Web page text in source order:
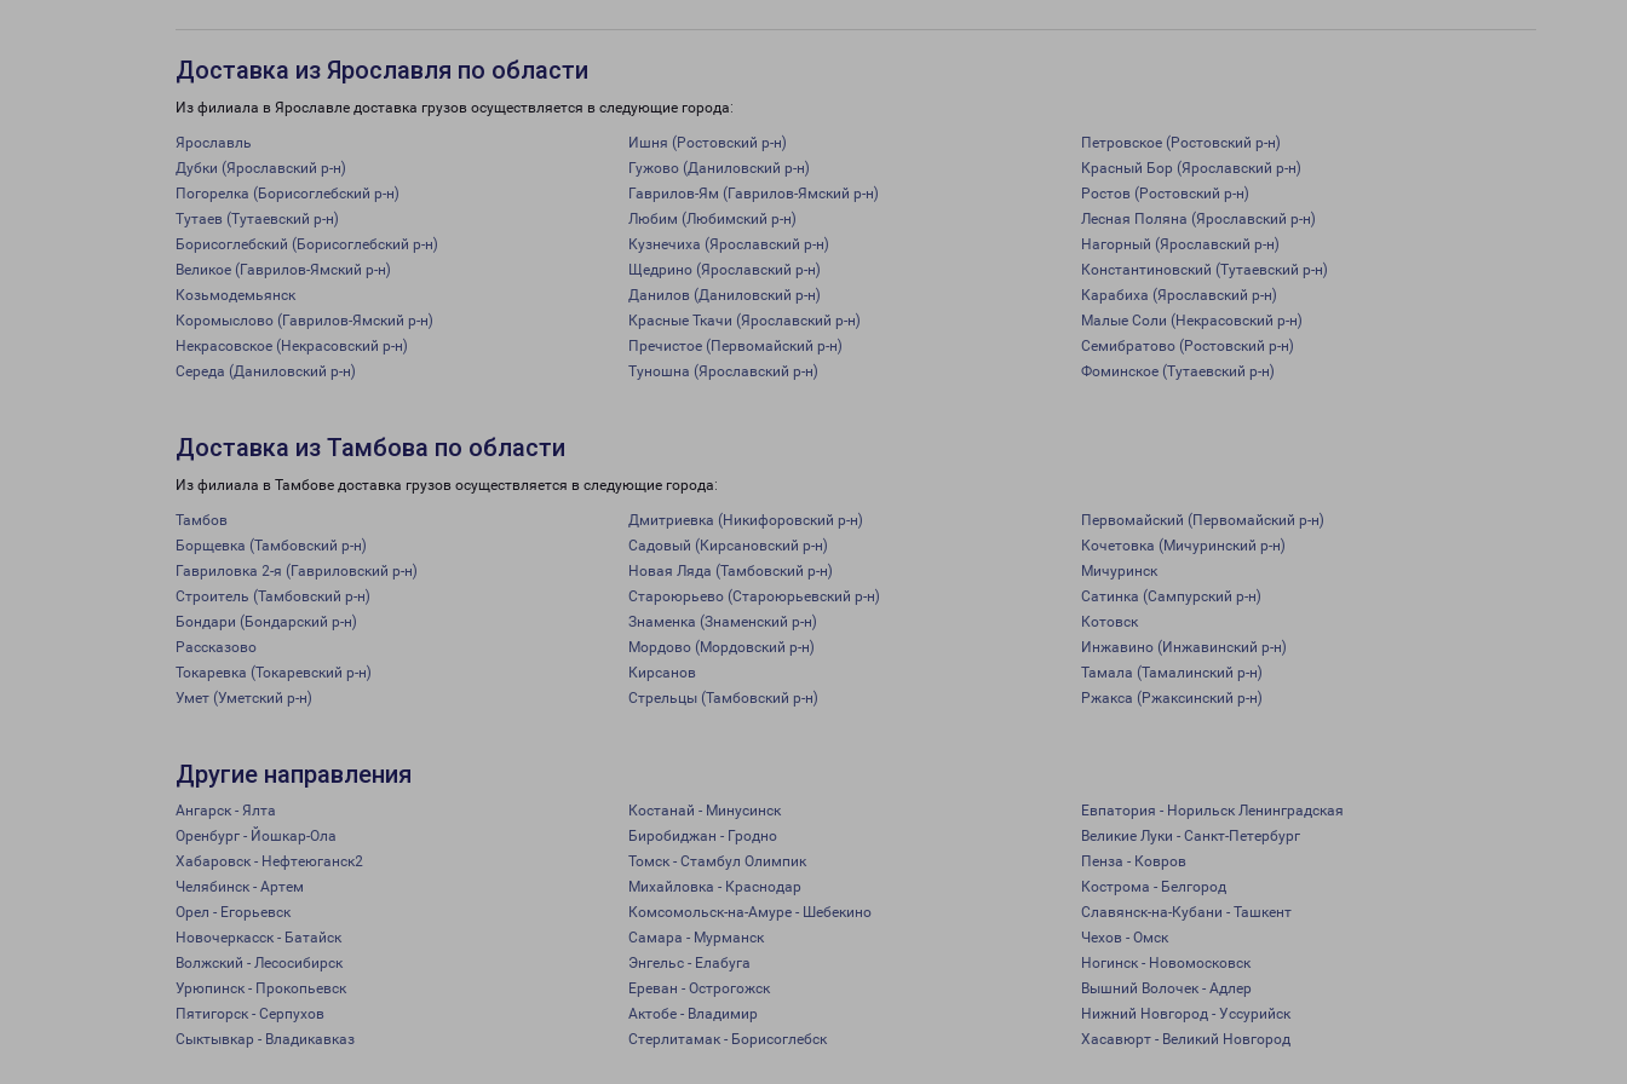
Доставка из Ярославля по области
Из филиала в Ярославле доставка грузов осуществляется в следующие города:
Ярославль Ишня (Ростовский р-н)
Петровское (Ростовский р-н)
Дубки (Ярославский р-н)
Гужово (Даниловский р-н)
Красный Бор (Ярославский р-н)
Погорелка (Борисоглебский р-н)
Гаврилов-Ям (Гаврилов-Ямский р-н)
Ростов (Ростовский р-н)
Тутаев (Тутаевский р-н)
Любим (Любимский р-н)
Лесная Поляна (Ярославский р-н)
Борисоглебский (Борисоглебский р-н)
Кузнечиха (Ярославский р-н)
Нагорный (Ярославский р-н)
Великое (Гаврилов-Ямский р-н)
Щедрино (Ярославский р-н)
Константиновский (Тутаевский р-н)
Козьмодемьянск
Данилов (Даниловский р-н)
Карабиха (Ярославский р-н)
Коромыслово (Гаврилов-Ямский р-н)
Красные Ткачи (Ярославский р-н)
Малые Соли (Некрасовский р-н)
Некрасовское (Некрасовский р-н)
Пречистое (Первомайский р-н)
Семибратово (Ростовский р-н)
Середа (Даниловский р-н)
Туношна (Ярославский р-н) Фоминское (Тутаевский р-н)
Доставка из Тамбова по области
Из филиала в Тамбове доставка грузов осуществляется в следующие города:
Тамбов Дмитриевка (Никифоровский р-н)
Первомайский (Первомайский р-н)
Борщевка (Тамбовский р-н)
Садовый (Кирсановский р-н)
Кочетовка (Мичуринский р-н)
Гавриловка 2-я (Гавриловский р-н)
Новая Ляда (Тамбовский р-н)
Мичуринск
Строитель (Тамбовский р-н)
Староюрьево (Староюрьевский р-н)
Сатинка (Сампурский р-н)
Бондари (Бондарский р-н)
Знаменка (Знаменский р-н)
Котовск
Рассказово
Мордово (Мордовский р-н)
Инжавино (Инжавинский р-н)
Токаревка (Токаревский р-н)
Кирсанов
Тамала (Тамалинский р-н)
Умет (Уметский р-н)
Стрельцы (Тамбовский р-н) Ржакса (Ржаксинский р-н)
Другие направления
Ангарск - Ялта Костанай - Минусинск
Евпатория - Норильск Ленинградская
Оренбург - Йошкар-Ола
Биробиджан - Гродно
Великие Луки - Санкт-Петербург
Хабаровск - Нефтеюганск2
Томск - Стамбул Олимпик
Пенза - Ковров
Челябинск - Артем
Михайловка - Краснодар
Кострома - Белгород
Орел - Егорьевск
Комсомольск-на-Амуре - Шебекино
Славянск-на-Кубани - Ташкент
Новочеркасск - Батайск
Самара - Мурманск
Чехов - Омск
Волжский - Лесосибирск
Энгельс - Елабуга
Ногинск - Новомосковск
Урюпинск - Прокопьевск
Ереван - Острогожск
Вышний Волочек - Адлер
Пятигорск - Серпухов
Актобе - Владимир
Нижний Новгород - Уссурийск
Сыктывкар - Владикавказ
Стерлитамак - Борисоглебск Хасавюрт - Великий Новгород